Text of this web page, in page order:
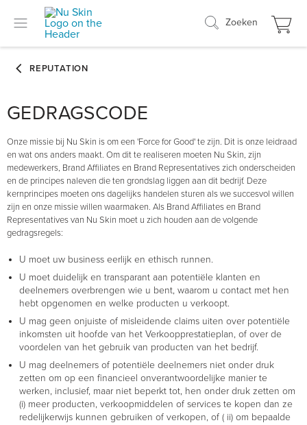
Zoeken
GEDRAGSCODE
Onze missie bij Nu Skin is om een 'Force for Good' te zijn. Dit is onze leidraad
en wat ons anders maakt. Om dit te realiseren moeten Nu Skin, zijn
medewerkers, Brand Affiliates en Brand Representatives zich onderscheiden
en de principes naleven die ten grondslag liggen aan dit bedrijf. Deze
kernprincipes moeten ons dagelijks handelen sturen als we succesvol willen
zijn en onze missie willen waarmaken. Als Brand Affiliates en Brand
Representatives van Nu Skin moet u zich houden aan de volgende
gedragsregels:
U moet uw business eerlijk en ethisch runnen.
U moet duidelijk en transparant aan potentiële klanten en
deelnemers overbrengen wie u bent, waarom u contact met hen
hebt opgenomen en welke producten u verkoopt.
U mag geen onjuiste of misleidende claims uiten over potentiële
inkomsten uit hoofde van het Verkoopprestatieplan, of over de
voordelen van het gebruik van producten van het bedrijf.
U mag deelnemers of potentiële deelnemers niet onder druk
zetten om op een financieel onverantwoordelijke manier te
werken, inclusief, maar niet beperkt tot, hen onder druk zetten om
(i) meer producten, verkoopmiddelen of services te kopen dan ze
redelijkerwijs kunnen gebruiken of verkopen, of ( ii) om bepaalde